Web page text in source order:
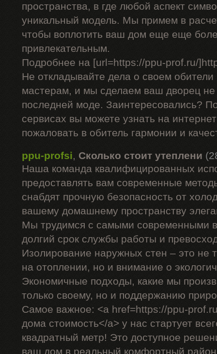
пространства, в где любой аспект
уникальный модель. Мы примем в
чтобы воплотить ваш дом еще еще
привлекательным.
Подробнее на [url=https://ppu-prof.ru/
Не откладывайте дела о своем
мастерам, и мы сделаем ваш дворец не
последней моде. Заинтересовались?
сервисах вы можете узнать на
пожаловать в обитель гармонии и
ppu-profsi, Сколько стоит утеплени
Наша команда квалифицированных
предоставлять вам современные
снабдят прочную безопасность от
вашему домашнему пространству
Мы трудимся с самыми современными
долгий срок службы работы и
Изолирование наружных стен – это не
на отоплении, но и внимание о
Экономичные подходы, какие мы
только своему, но и поддержанию
Самое важное: <a href=https://ppu-
дома стоимость</a> у нас стартует
квадратный метр! Это доступное
ваш дом в реальный комфортный